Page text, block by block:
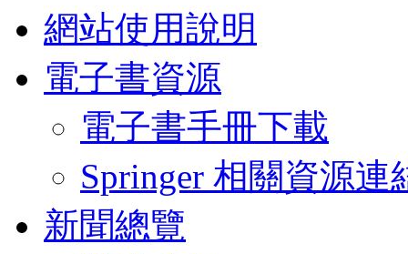
網站使用說明
電子書資源
電子書手冊下載
Springer 相關資源連
新聞總覽